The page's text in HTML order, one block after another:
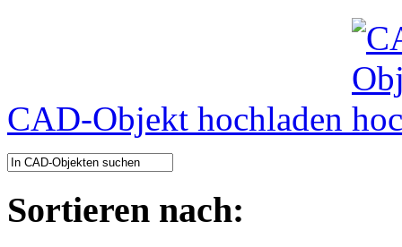
CAD-Objekt hochladen
Sortieren nach: